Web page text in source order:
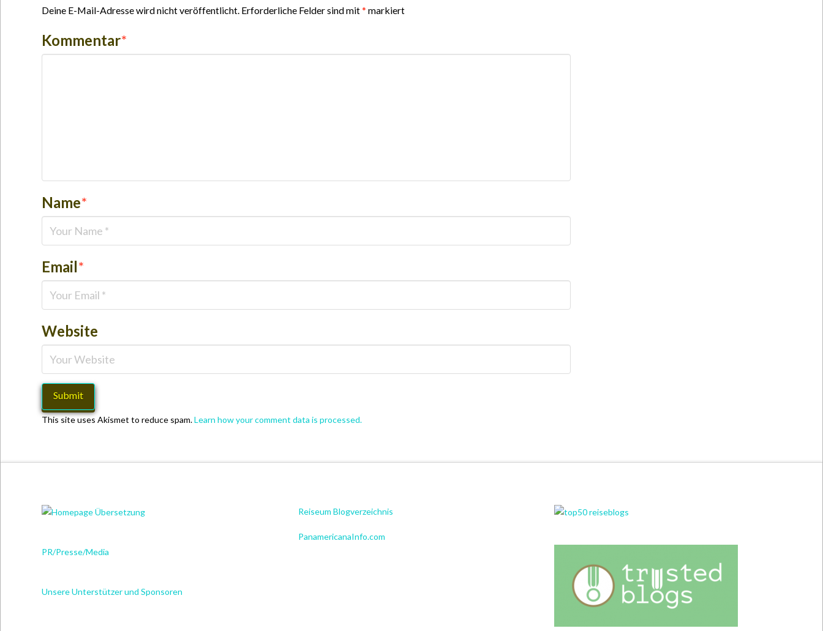
Deine E-Mail-Adresse wird nicht veröffentlicht. Erforderliche Felder sind mit* markiert
Kommentar*
Name*
Email*
Website
This site uses Akismet to reduce spam.Learn how your comment data is processed.
PR/Presse/Media
Unsere Unterstützer und Sponsoren
Reiseum Blogverzeichnis
PanamericanaInfo.com